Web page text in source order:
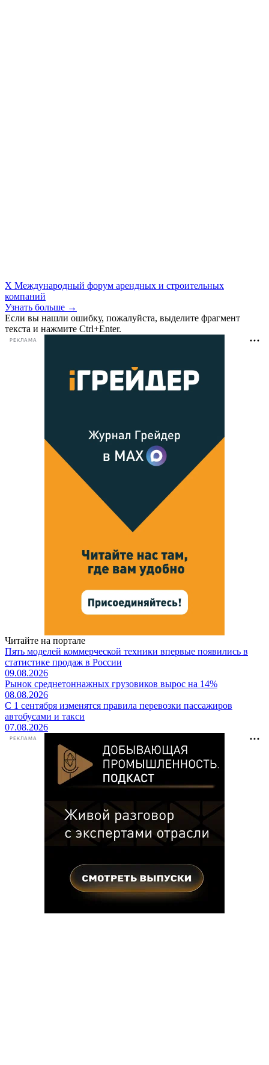
X Международный форум арендных и строительных
компаний
Узнать больше →
Если вы нашли ошибку, пожалуйста, выделите фрагмент
текста и нажмите Ctrl+Enter.
РЕКЛАМА
Читайте на портале
Пять моделей коммерческой техники впервые появились в
статистике продаж в России
09.08.2026
Рынок среднетоннажных грузовиков вырос на 14%
08.08.2026
С 1 сентября изменятся правила перевозки пассажиров
автобусами и такси
07.08.2026
РЕКЛАМА